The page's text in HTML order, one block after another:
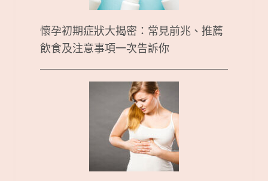
懷孕初期症狀大揭密：常見前兆、推薦
飲食及注意事項一次告訴你